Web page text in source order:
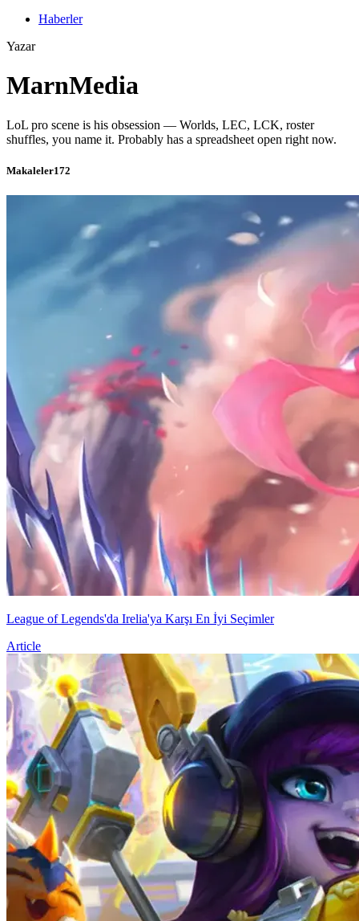
Haberler
Yazar
MarnMedia
LoL pro scene is his obsession — Worlds, LEC, LCK, roster
shuffles, you name it. Probably has a spreadsheet open right now.
Makaleler172
League of Legends'da Irelia'ya Karşı En İyi Seçimler
Article